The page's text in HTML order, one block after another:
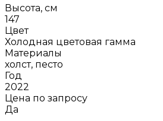
Высота, см
147
Цвет
Холодная цветовая гамма
Материалы
холст, песто
Год
2022
Цена по запросу
Да